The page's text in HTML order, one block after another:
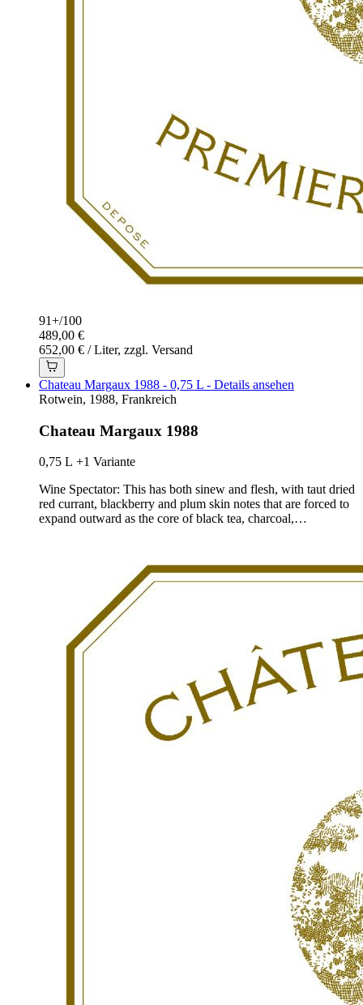
91+/100
489,00 €
652,00 € / Liter, zzgl. Versand
Chateau Margaux 1988 - 0,75 L - Details ansehen
Rotwein, 1988, Frankreich
Chateau Margaux 1988
0,75 L +1 Variante
Wine Spectator: This has both sinew and flesh, with taut dried
red currant, blackberry and plum skin notes that are forced to
expand outward as the core of black tea, charcoal,…